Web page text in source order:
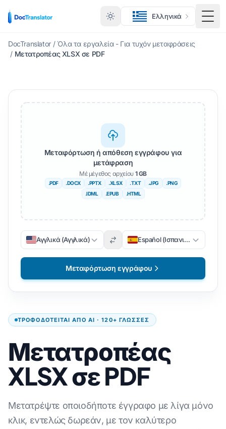
Ελληνικά
DocTranslator / Όλα τα εργαλεία - Για τυχόν μεταφράσεις
/ Μετατροπέας XLSX σε PDF
ΤΡΟΦΟΔΟΤΕΊΤΑΙ ΑΠΌ AI · 120+ ΓΛΏΣΣΕΣ
Μετατροπέας
XLSX σε PDF
Μετατρέψτε οποιοδήποτε έγγραφο με λίγα μόνο
κλικ, εντελώς δωρεάν, με τον καλύτερο
Μεταφόρτωση ή απόθεση εγγράφου για
μετάφραση
Μέ μέγεθος αρχείου 1 GB
.PDF .DOCX .PPTX .XLSX .TXT .JPG
.PNG
.IDML
.EPUB .HTML
Αγγλικά (Αγγλικά) Español (Ισπανικά)
Μεταφόρτωση εγγράφου